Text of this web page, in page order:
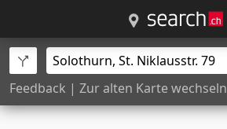
Feedback | Zur alten Karte wechseln